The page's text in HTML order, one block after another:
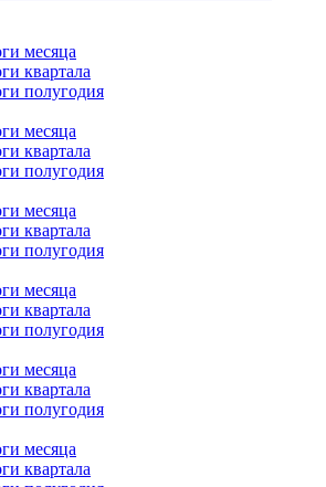
месяца
квартала
полугодия
месяца
квартала
полугодия
месяца
квартала
полугодия
месяца
квартала
полугодия
месяца
квартала
полугодия
месяца
квартала